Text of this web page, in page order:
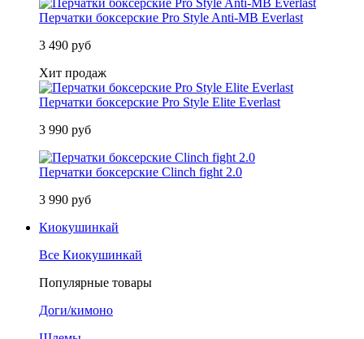
Перчатки боксерские Pro Style Anti-MB Everlast
3 490 руб
Хит продаж
Перчатки боксерские Pro Style Elite Everlast
3 990 руб
Перчатки боксерские Clinch fight 2.0
3 990 руб
Киокушинкай
Все Киокушинкай
Популярные товары
Доги/кимоно